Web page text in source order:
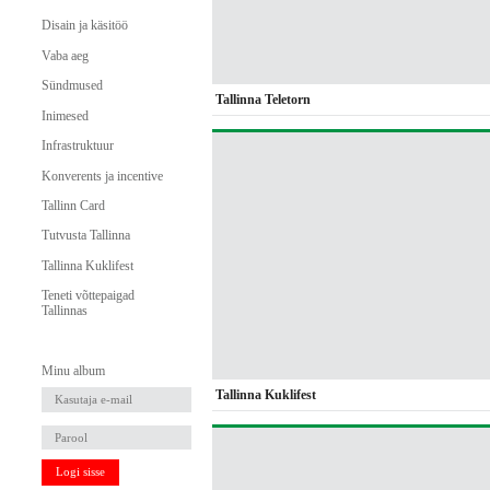
Disain ja käsitöö
Vaba aeg
Sündmused
Inimesed
Infrastruktuur
Konverents ja incentive
Tallinn Card
Tutvusta Tallinna
Tallinna Kuklifest
Teneti võttepaigad
Tallinnas
Minu album
Logi sisse
Tallinna Teletorn
Tallinna Kuklifest